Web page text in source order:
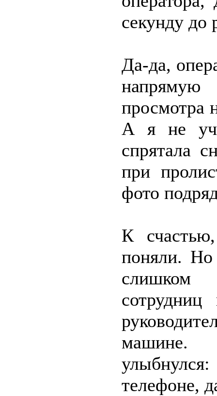
секунду до
Да-да,
просмотра
А я не
спрятала
при
фото
К
поняли.
слишком
машине.
телефоне,